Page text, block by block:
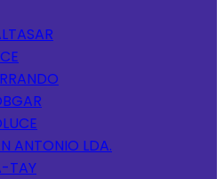
ANTONIO LDA.
TAY